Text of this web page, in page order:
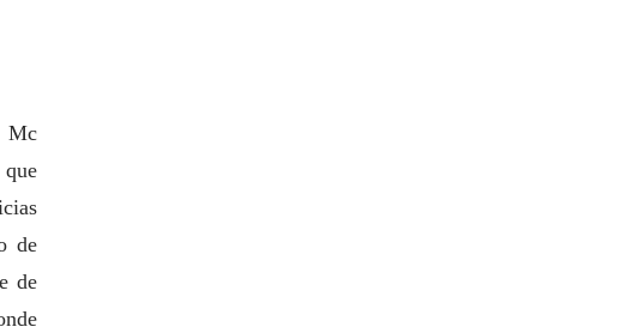
Mc
de
de